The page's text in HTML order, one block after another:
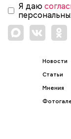
Я даю
Новости
Статьи
Мнения